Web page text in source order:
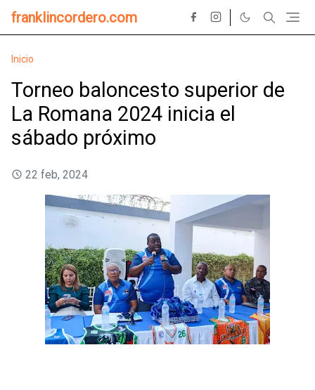
franklincordero.com
Inicio
Torneo baloncesto superior de
La Romana 2024 inicia el
sábado próximo
22 feb, 2024